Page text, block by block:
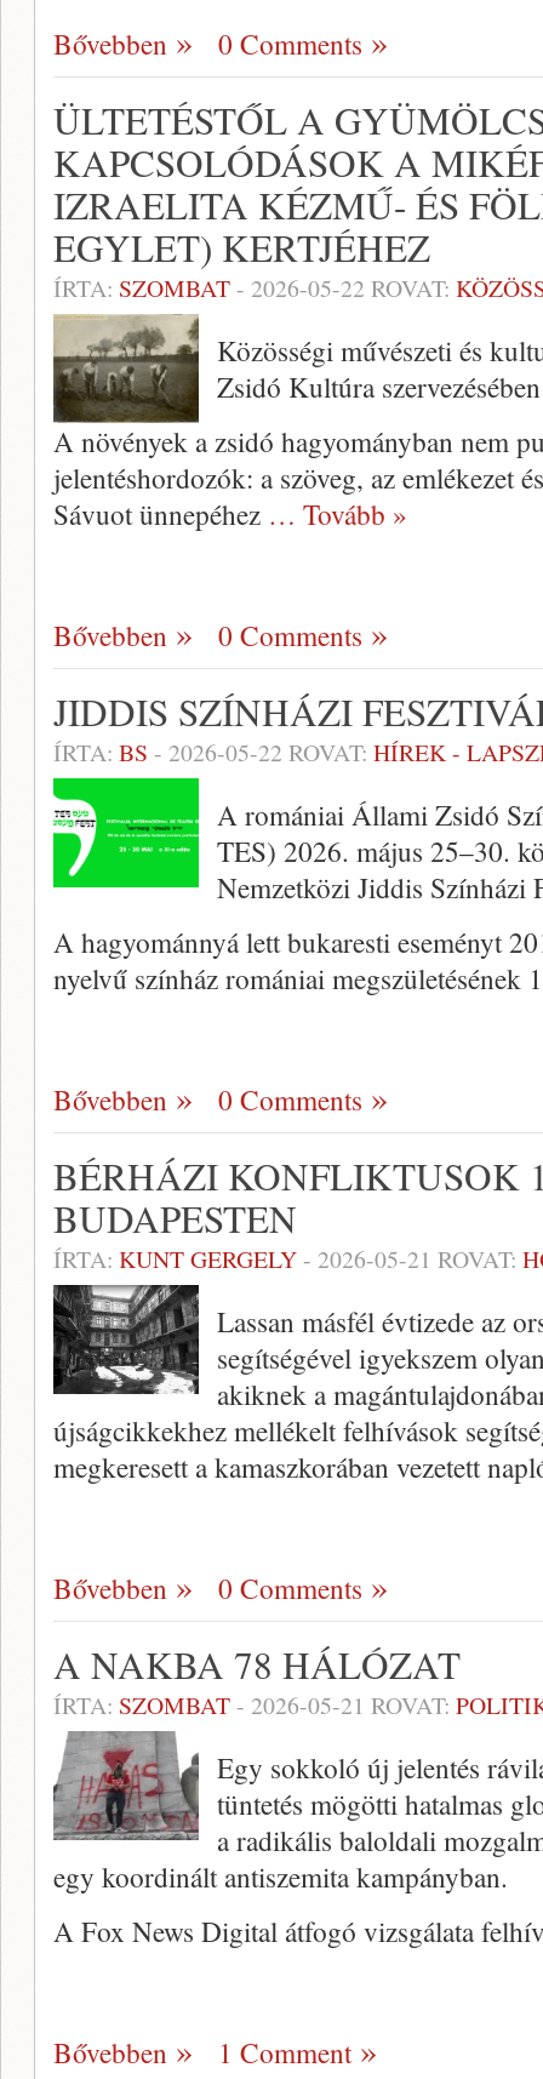
Bővebben 0 Comments
ÜLTETÉSTŐL A
KAPCSOLÓDÁSOK A
IZRAELITA KÉZMŰ- ÉS
EGYLET) KERTJÉHEZ
ÍRTA: SZOMBAT- 2026-05-22 ROVAT:
Közösségi művészeti és
Zsidó Kultúra
A növények a zsidó hagyományban nem
jelentéshordozók: a szöveg, az emlékezet
Sávuot ünnepéhez … Tovább »
Bővebben 0 Comments
JIDDIS SZÍNHÁZI
ÍRTA: BS - 2026-05-22 ROVAT: HÍREK -
A romániai Állami Zsidó
TES) 2026. május 25–30.
Nemzetközi Jiddis Színházi
A hagyománnyá lett bukaresti eseményt
nyelvű színház romániai
Bővebben 0 Comments
BÉRHÁZI KONFLIKTUSOK
BUDAPESTEN
ÍRTA: KUNT GERGELY- 2026-05-21 ROVAT:
Lassan másfél évtizede az
segítségével igyekszem
akiknek a
újságcikkekhez mellékelt felhívások
megkeresett a kamaszkorában vezetett
Bővebben 0 Comments
A NAKBA 78 HÁLÓZAT
ÍRTA: SZOMBAT- 2026-05-21 ROVAT:
Egy sokkoló új jelentés
tüntetés mögötti hatalmas
a radikális baloldali
egy koordinált antiszemita kampányban.
A Fox News Digital átfogó vizsgálata
Bővebben 1 Comment